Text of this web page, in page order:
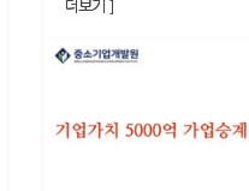
더보기 ]